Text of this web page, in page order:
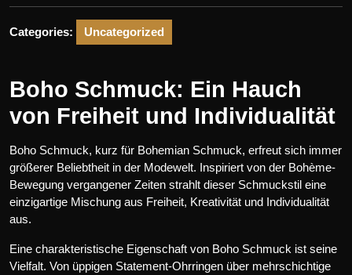
Categories: Uncategorized
Boho Schmuck: Ein Hauch
von Freiheit und Individualität
Boho Schmuck, kurz für Bohemian Schmuck, erfreut sich immer
größerer Beliebtheit in der Modewelt. Inspiriert von der Bohème-
Bewegung vergangener Zeiten strahlt dieser Schmuckstil eine
einzigartige Mischung aus Freiheit, Kreativität und Individualität
aus.
Eine charakteristische Eigenschaft von Boho Schmuck ist seine
Vielfalt. Von üppigen Statement-Ohrringen über mehrschichtige